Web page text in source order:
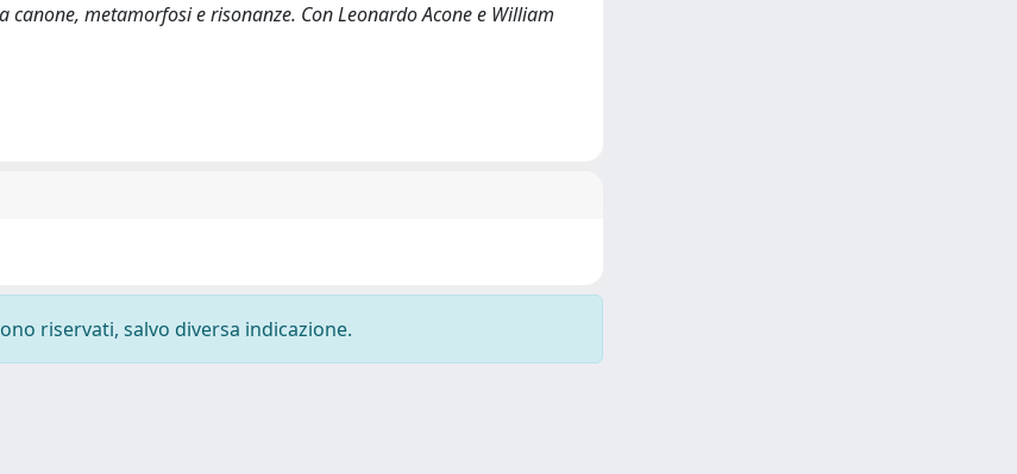
metamorfosi e risonanze. Con Leonardo Acone e William
riservati, salvo diversa indicazione.